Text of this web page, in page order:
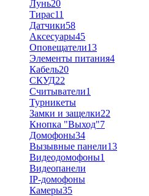
Лунь20
Тирас11
Датчики58
Аксесуары45
Оповещатели13
Элементы питания4
Кабель20
СКУД22
Считыватели1
Турникеты
Замки и защелки22
Кнопка "Выход"7
Домофоны34
Вызывные панели13
Видеодомофоны1
Видеопанели
IP-домофоны
Камеры35